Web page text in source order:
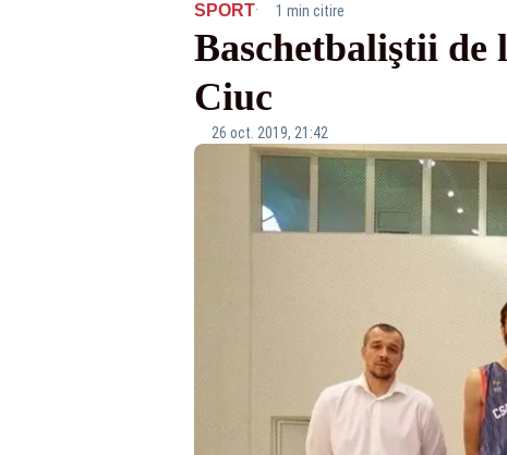
SPORT· 1 min citire
Baschetbaliştii de
Ciuc
26 oct. 2019, 21:42